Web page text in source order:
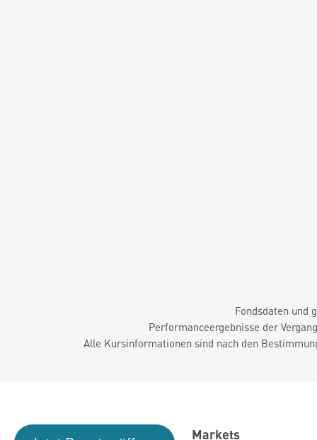
Fondsdaten und
Performanceergebnisse der
Alle Kursinformationen sind nach den
Markets